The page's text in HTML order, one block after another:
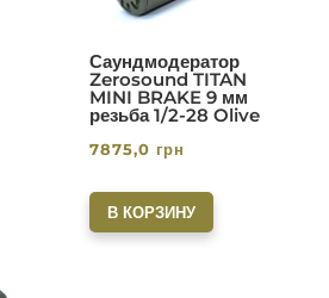
Саундмодератор
Zerosound TITAN
MINI BRAKE 9 мм
резьба 1/2-28 Olive
7875,0 грн
В КОРЗИНУ